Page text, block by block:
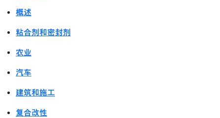
概述
粘合剂和密封剂
农业
汽车
建筑和施工
复合改性